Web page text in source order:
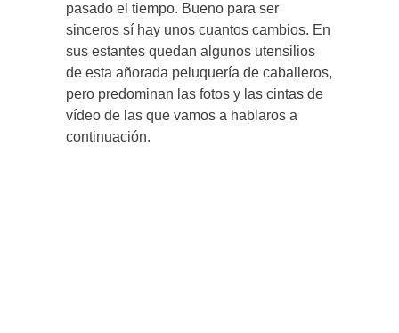
pasado el tiempo. Bueno para ser
sinceros sí hay unos cuantos cambios. En
sus estantes quedan algunos utensilios
de esta añorada peluquería de caballeros,
pero predominan las fotos y las cintas de
vídeo de las que vamos a hablaros a
continuación.